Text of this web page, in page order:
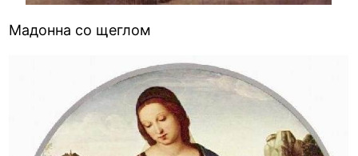
Мадонна со щеглом